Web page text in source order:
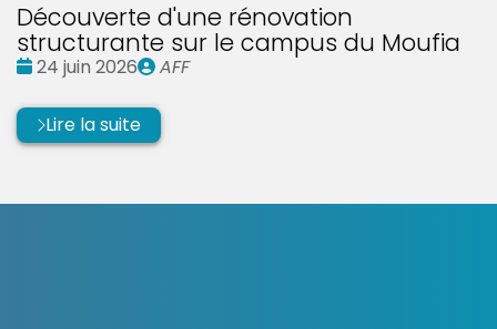
Découverte d'une rénovation
structurante sur le campus du Moufia
Date
24 juin 2026
Publié
AFF
Lire la suite